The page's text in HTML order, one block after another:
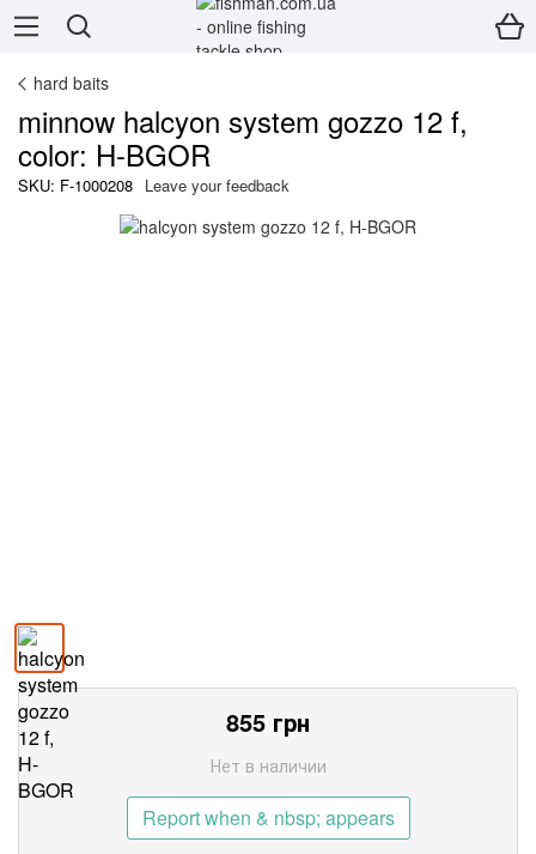
hard baits
minnow halcyon system gozzo 12 f,
color: H-BGOR
SKU: F-1000208 Leave your feedback
855 грн
Нет в наличии
Report when & nbsp; appears